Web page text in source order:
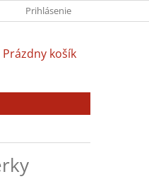
/ BURZY / ZÁJAZDY
Prihlásenie
NÁKUPNÝ
Prázdny košík